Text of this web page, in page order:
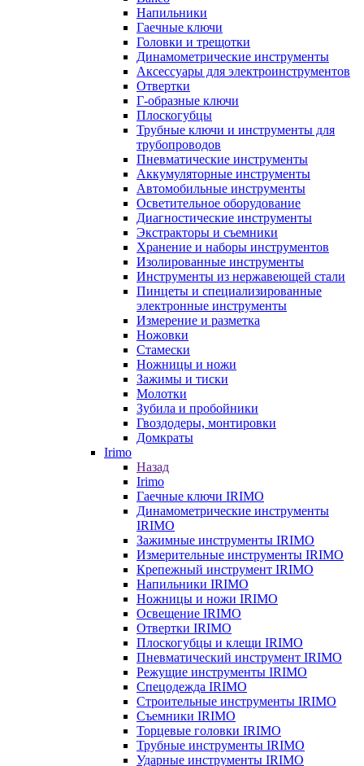
Напильники
Гаечные ключи
Головки и трещотки
Динамометрические инструменты
Аксессуары для электроинструментов
Отвертки
Г-образные ключи
Плоскогубцы
Трубные ключи и инструменты для
трубопроводов
Пневматические инструменты
Аккумуляторные инструменты
Автомобильные инструменты
Осветительное оборудование
Диагностические инструменты
Экстракторы и съемники
Хранение и наборы инструментов
Изолированные инструменты
Инструменты из нержавеющей стали
Пинцеты и специализированные
электронные инструменты
Измерение и разметка
Ножовки
Стамески
Ножницы и ножи
Зажимы и тиски
Молотки
Зубила и пробойники
Гвоздодеры, монтировки
Домкраты
Irimo
Назад
Irimo
Гаечные ключи IRIMO
Динамометрические инструменты
IRIMO
Зажимные инструменты IRIMO
Измерительные инструменты IRIMO
Крепежный инструмент IRIMO
Напильники IRIMO
Ножницы и ножи IRIMO
Освещение IRIMO
Отвертки IRIMO
Плоскогубцы и клещи IRIMO
Пневматический инструмент IRIMO
Режущие инструменты IRIMO
Спецодежда IRIMO
Строительные инструменты IRIMO
Съемники IRIMO
Торцевые головки IRIMO
Трубные инструменты IRIMO
Ударные инструменты IRIMO